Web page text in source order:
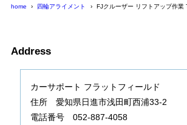
home 四輪アライメント FJクルーザー リフトアップ作業
Address
カーサポート フラットフィールド
住所 愛知県日進市浅田町西浦33-2
電話番号 052-887-4058